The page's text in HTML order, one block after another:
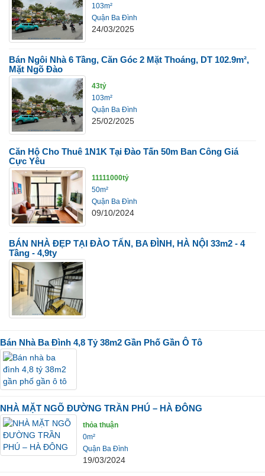
103m²
Quận Ba Đình
24/03/2025
Bán Ngôi Nhà 6 Tầng, Căn Góc 2 Mặt Thoáng, DT 102.9m²,
Mặt Ngõ Đào
43tỷ
103m²
Quận Ba Đình
25/02/2025
Căn Hộ Cho Thuê 1N1K Tại Đào Tấn 50m Ban Công Giá
Cực Yêu
11111000tỷ
50m²
Quận Ba Đình
09/10/2024
BÁN NHÀ ĐẸP TẠI ĐÀO TẤN, BA ĐÌNH, HÀ NỘI 33m2 - 4
Tầng - 4,9ty
Bán Nhà Ba Đình 4,8 Tỷ 38m2 Gần Phố Gần Ô Tô
NHÀ MẶT NGÕ ĐƯỜNG TRẦN PHÚ – HÀ ĐÔNG
thỏa thuận
0m²
Quận Ba Đình
19/03/2024